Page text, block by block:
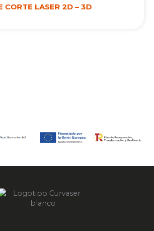
CORTE LASER 2D – 3D